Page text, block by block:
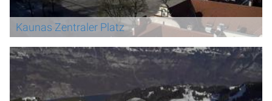
Kaunas Zentraler Platz